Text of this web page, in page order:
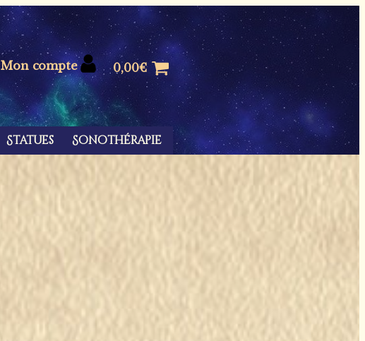
Mon compte 0,00€
Statues Sonothérapie